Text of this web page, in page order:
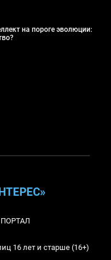
на пороге эволюции:
16 лет и старше (16+)